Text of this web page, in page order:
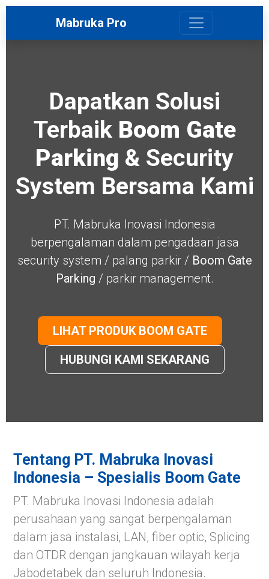
Mabruka Pro
Dapatkan Solusi
Terbaik Boom Gate
Parking & Security
System Bersama Kami
PT. Mabruka Inovasi Indonesia
berpengalaman dalam pengadaan jasa
security system / palang parkir / Boom Gate
Parking / parkir management.
LIHAT PRODUK BOOM GATE
HUBUNGI KAMI SEKARANG
Tentang PT. Mabruka Inovasi
Indonesia – Spesialis Boom Gate
PT. Mabruka Inovasi Indonesia adalah
perusahaan yang sangat berpengalaman
dalam jasa instalasi, LAN, fiber optic, Splicing
dan OTDR dengan jangkauan wilayah kerja
Jabodetabek dan seluruh Indonesia.